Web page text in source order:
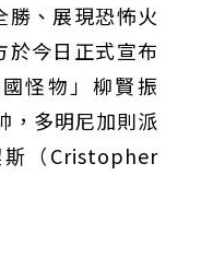
勝、展現恐怖火
於今日正式宣布
怪物」柳賢振
，多明尼加則派
（Cristopher